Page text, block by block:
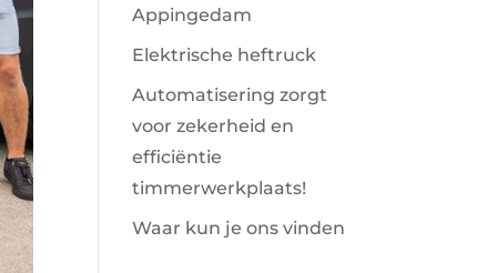
Appingedam
Elektrische heftruck
Automatisering zorgt
voor zekerheid en
efficiëntie
timmerwerkplaats!
Waar kun je ons vinden